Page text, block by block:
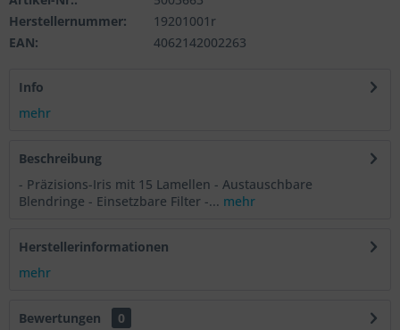
Herstellernummer:
19201001r
EAN:
4062142002263
Info
mehr
Beschreibung
- Präzisions-Iris mit 15 Lamellen - Austauschbare
Blendringe - Einsetzbare Filter -... mehr
Herstellerinformationen
mehr
Bewertungen
0